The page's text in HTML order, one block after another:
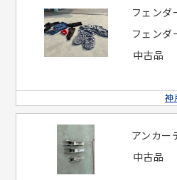
フェンダ
フェン
中古品
神
アンカ
中古品